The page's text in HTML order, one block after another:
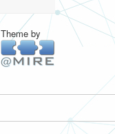
Theme by